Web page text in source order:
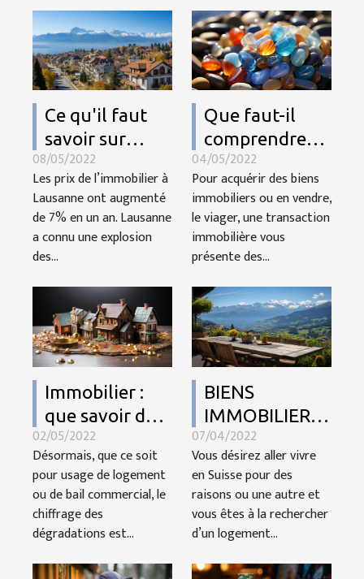
Ce qu'il faut
savoir sur
l’évolution du
prix de
l’immobilier à
Lausanne
08/05/2022
Les prix de l’immobilier à
Lausanne ont augmenté
de 7% en un an. Lausanne
a connu une explosion
des...
Que faut-il
comprendre
du viager ?
04/05/2022
Pour acquérir des biens
immobiliers ou en vendre,
le viager, une transaction
immobilière vous
présente des...
Immobilier :
que savoir du
chiffrage de
dégradation ?
02/05/2022
Désormais, que ce soit
pour usage de logement
ou de bail commercial, le
chiffrage des
dégradations est...
BIENS
IMMOBILIERS
À VENDRE EN
SUISSE
07/04/2022
Vous désirez aller vivre
en Suisse pour des
raisons ou une autre et
vous êtes à la rechercher
d’un logement...